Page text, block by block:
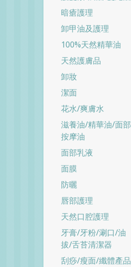
暗瘡護理
卸甲油及護理
100%天然精華油
天然護膚品
卸妝
潔面
花水/爽膚水
滋養油/精華油/面部
按摩油
面部乳液
面膜
防曬
唇部護理
天然口腔護理
牙膏/牙粉/涮口/油
拔/舌苔清潔器
刮痧/瘦面/纖體產品